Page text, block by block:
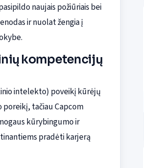
naujais požiūriais bei
ir nuolat žengia į
kompetencijų
intelekto) poveikį kūrėjų
poreikį, tačiau Capcom
kūrybingumo ir
pradėti karjerą